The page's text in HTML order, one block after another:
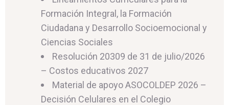
Formación Integral, la Formación
Ciudadana y Desarrollo Socioemocional y
Ciencias Sociales
Resolución 20309 de 31 de julio/2026
– Costos educativos 2027
Material de apoyo ASOCOLDEP 2026 –
Decisión Celulares en el Colegio